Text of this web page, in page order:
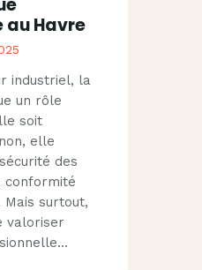
Havre
industriel, la
un rôle
soit
elle
des
conformité
surtout,
valoriser